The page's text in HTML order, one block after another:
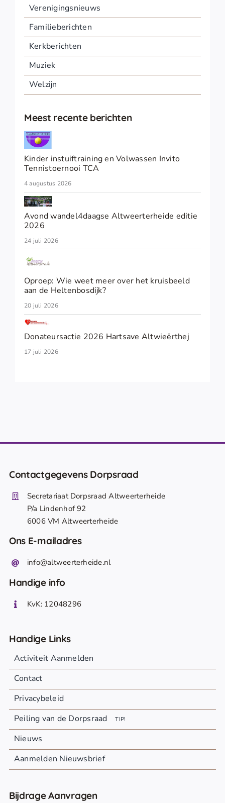
Verenigingsnieuws
Familieberichten
Kerkberichten
Muziek
Welzijn
Meest recente berichten
Kinder instuiftraining en Volwassen Invito
Tennistoernooi TCA
4 augustus 2026
Avond wandel4daagse Altweerterheide editie
2026
24 juli 2026
Oproep: Wie weet meer over het kruisbeeld
aan de Heltenbosdijk?
20 juli 2026
Donateursactie 2026 Hartsave Altwieërthej
17 juli 2026
Contactgegevens Dorpsraad
Secretariaat Dorpsraad Altweerterheide
P/a Lindenhof 92
6006 VM Altweerterheide
Ons E-mailadres
info@altweerterheide.nl
Handige info
KvK: 12048296
Handige Links
Activiteit Aanmelden
Contact
Privacybeleid
Peiling van de Dorpsraad
TIP!
Nieuws
Aanmelden Nieuwsbrief
Bijdrage Aanvragen